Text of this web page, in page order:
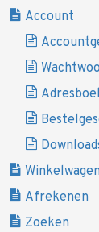
Account
Afrekenen
Zoeken